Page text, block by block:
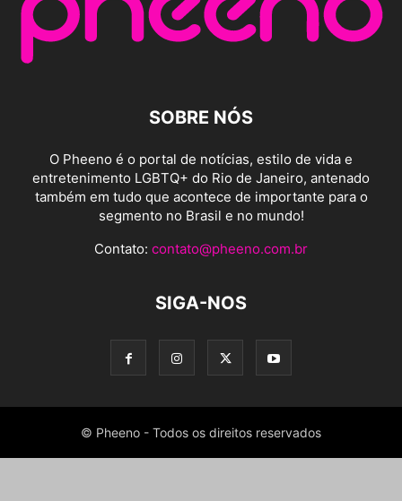
SOBRE NÓS
O Pheeno é o portal de notícias, estilo de vida e
entretenimento LGBTQ+ do Rio de Janeiro, antenado
também em tudo que acontece de importante para o
segmento no Brasil e no mundo!
Contato: contato@pheeno.com.br
SIGA-NOS
© Pheeno - Todos os direitos reservados